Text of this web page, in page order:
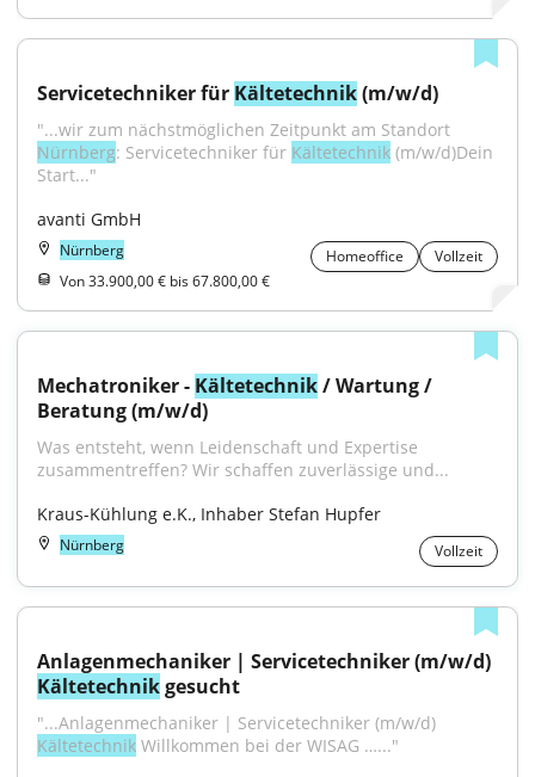
Servicetechniker für Kältetechnik (m/w/d)
Nürnberg: Servicetechniker für Kältetechnik (m/w/d)Dein
Start..."
avanti GmbH
Nürnberg Homeoffice
Vollzeit
Von 33.900,00 € bis 67.800,00 €
Mechatroniker - Kältetechnik / Wartung /
Beratung (m/w/d)
Was entsteht, wenn Leidenschaft und Expertise
zusammentreffen? Wir schaffen zuverlässige und...
Kraus-Kühlung e.K., Inhaber Stefan Hupfer
Nürnberg Vollzeit
Kältetechnik gesucht
Kältetechnik Willkommen bei der WISAG …..."